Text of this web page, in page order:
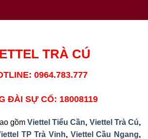
TRÀ CÚ
0964.783.777
ĐÀI SỰ CỐ: 18008119
gồmViettel Tiểu Cần, Viettel Trà Cú,
TP Trà Vinh, Viettel Cầu Ngang,